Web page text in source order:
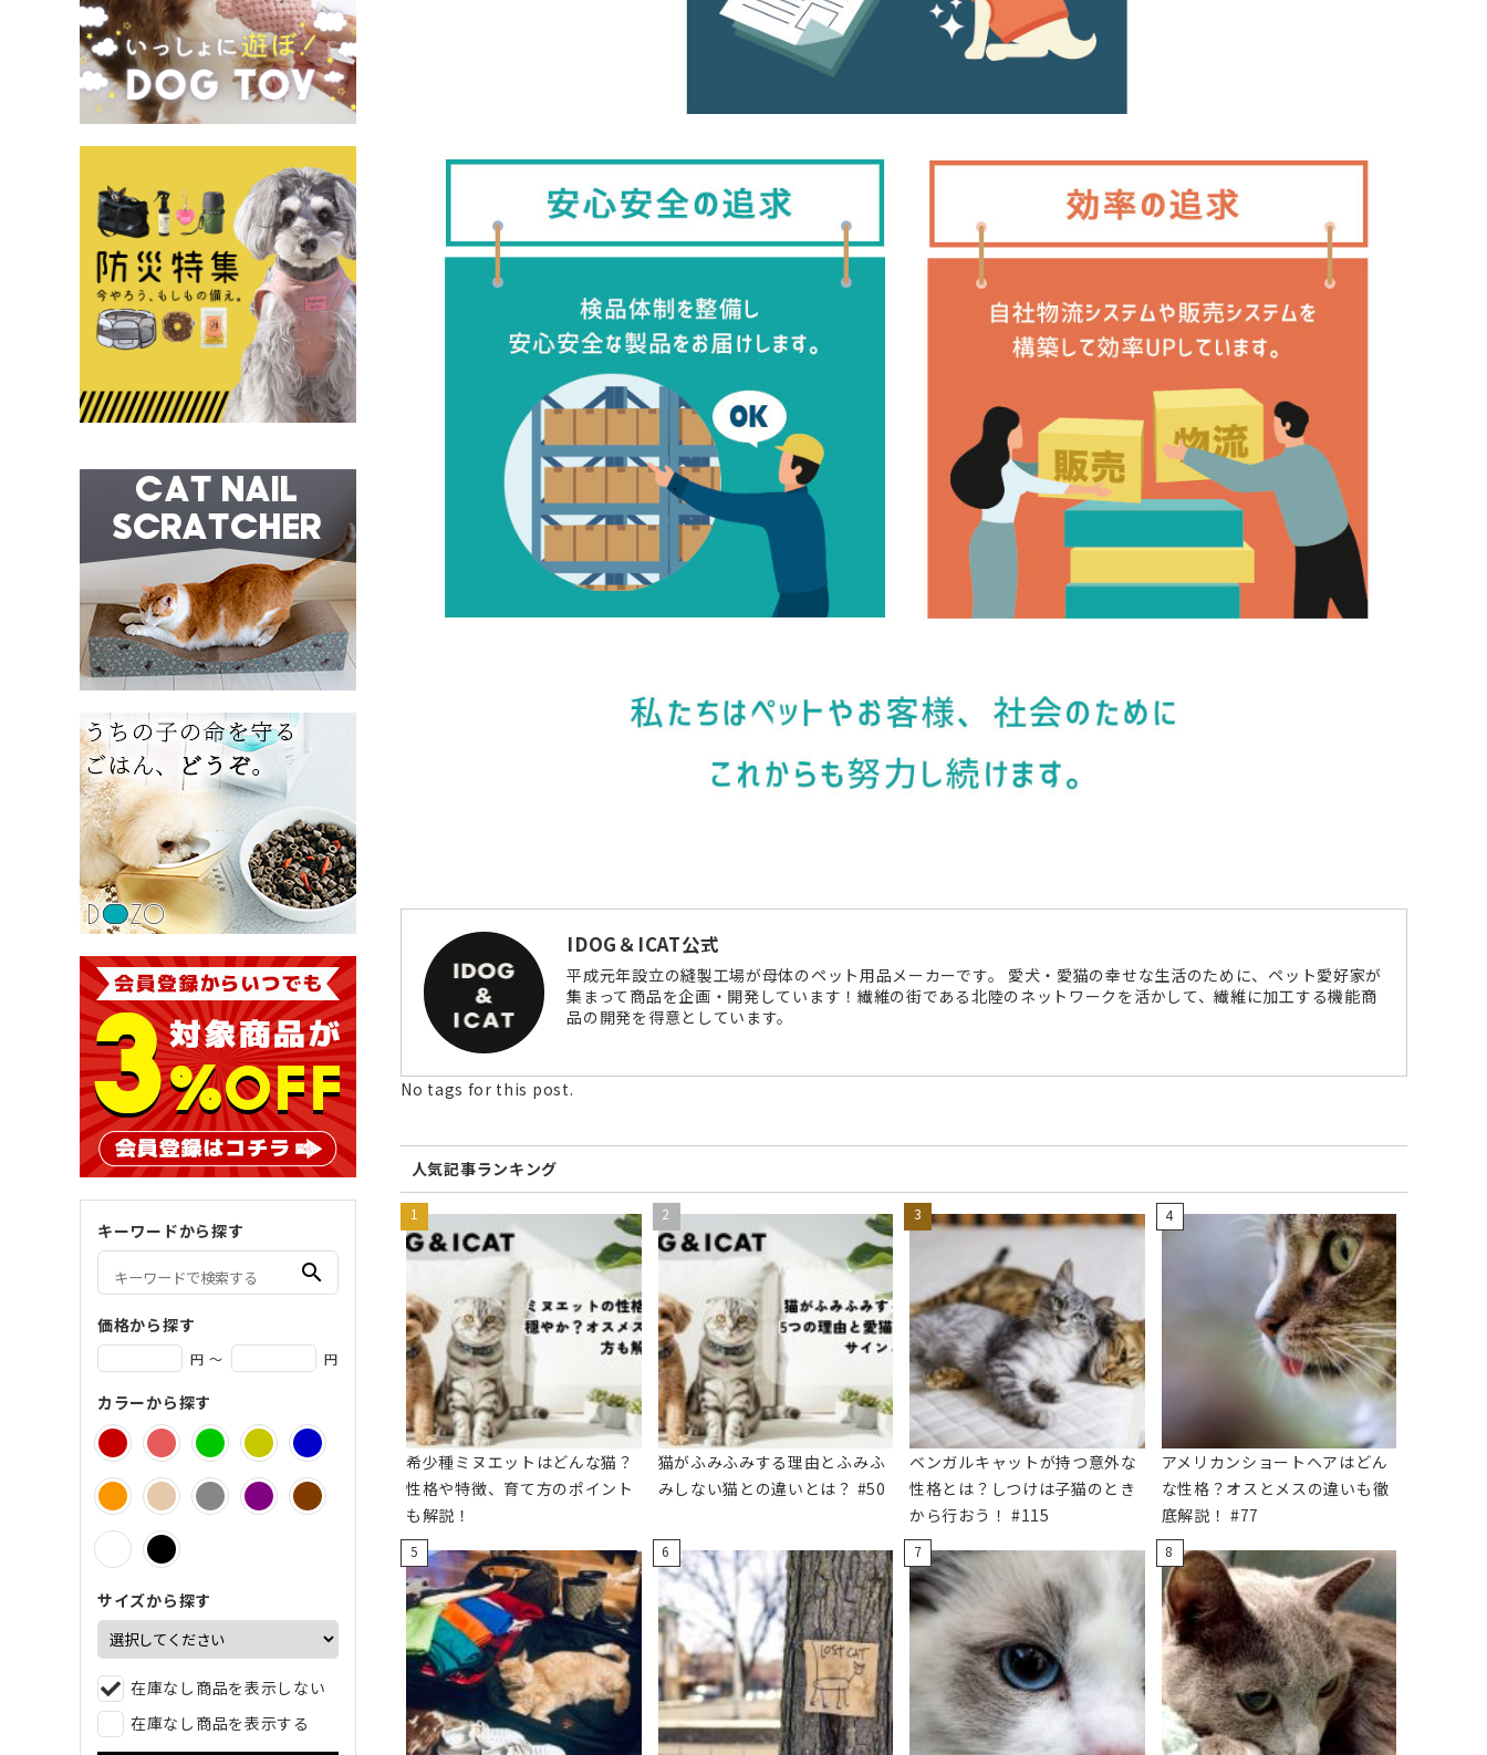
IDOG＆ICAT公式
平成元年設立の縫製工場が母体のペット用品メーカーです。 愛犬・愛猫の幸せな生活のために、ペット愛好家が
集まって商品を企画・開発しています！繊維の街である北陸のネットワークを活かして、繊維に加工する機能商
品の開発を得意としています。
No tags for this post.
人気記事ランキング
希少種ミヌエットはどんな猫？
性格や特徴、育て方のポイント
も解説！
猫がふみふみする理由とふみふ
みしない猫との違いとは？ #50
ベンガルキャットが持つ意外な
性格とは？しつけは子猫のとき
から行おう！ #115
アメリカンショートヘアはどん
な性格？オスとメスの違いも徹
底解説！ #77
キーワードから探す
search
価格から探す
円 ～ 円
カラーから探す
サイズから探す
在庫なし商品を表示しない
在庫なし商品を表示する